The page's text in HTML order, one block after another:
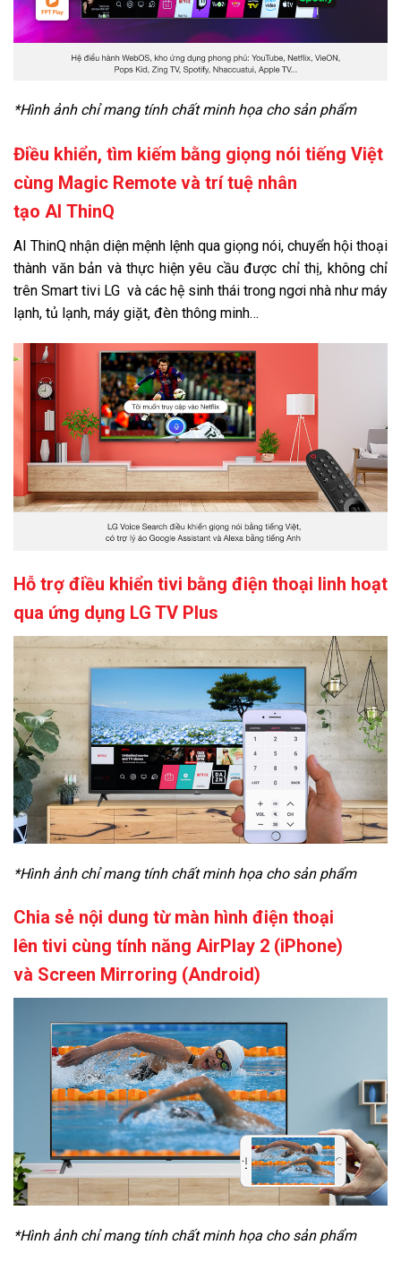
*Hình ảnh chỉ mang tính chất minh họa cho sản phẩm
Điều khiển, tìm kiếm bằng giọng nói tiếng Việt
cùng Magic Remote và trí tuệ nhân
tạo AI ThinQ
AI ThinQ nhận diện mệnh lệnh qua giọng nói, chuyển hội thoại
thành văn bản và thực hiện yêu cầu được chỉ thị, không chỉ
trên Smart tivi LG và các hệ sinh thái trong ngơi nhà như máy
lạnh, tủ lạnh, máy giặt, đèn thông minh…
Hỗ trợ điều khiển tivi bằng điện thoại linh hoạt
qua ứng dụng LG TV Plus
*Hình ảnh chỉ mang tính chất minh họa cho sản phẩm
Chia sẻ nội dung từ màn hình điện thoại
lên tivi cùng tính năng AirPlay 2 (iPhone)
và Screen Mirroring (Android)
*Hình ảnh chỉ mang tính chất minh họa cho sản phẩm